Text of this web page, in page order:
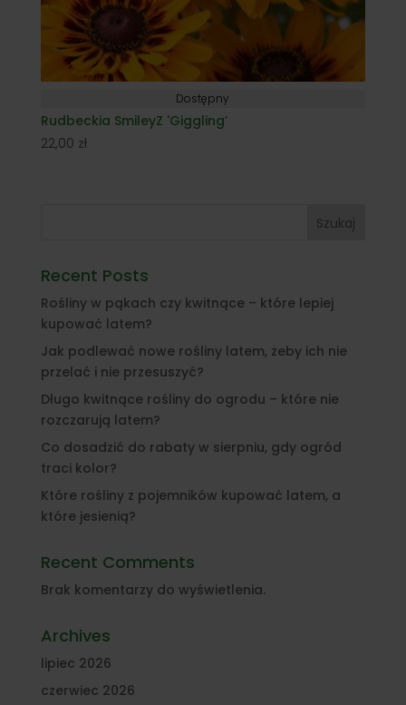
Dostępny
Rudbeckia SmileyZ 'Giggling’
22,00 zł
Szukaj
Recent Posts
Rośliny w pąkach czy kwitnące – które lepiej
kupować latem?
Jak podlewać nowe rośliny latem, żeby ich nie
przelać i nie przesuszyć?
Długo kwitnące rośliny do ogrodu – które nie
rozczarują latem?
Co dosadzić do rabaty w sierpniu, gdy ogród
traci kolor?
Które rośliny z pojemników kupować latem, a
które jesienią?
Recent Comments
Brak komentarzy do wyświetlenia.
Archives
lipiec 2026
czerwiec 2026